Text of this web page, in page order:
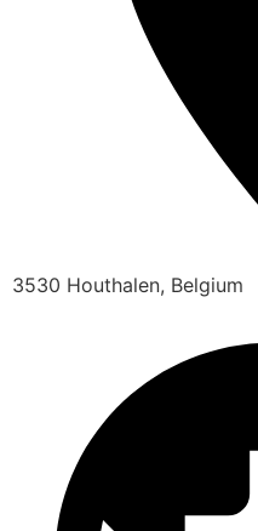
3530 Houthalen, Belgium